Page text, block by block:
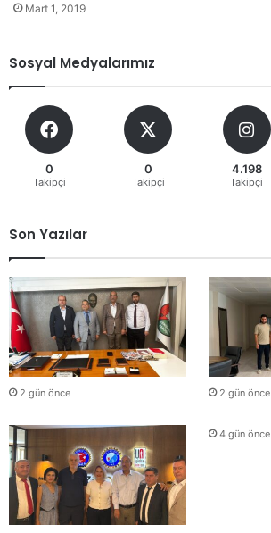
Mart 1, 2019
Sosyal Medyalarımız
0
Takipçi
0
Takipçi
4.198
Takipçi
Son Yazılar
2 gün önce 2 gün önce
4 gün önce